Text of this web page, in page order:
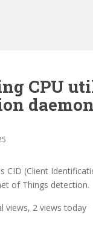
CPU
daemon
CID (Client
of Things detection.
views, 2 views today